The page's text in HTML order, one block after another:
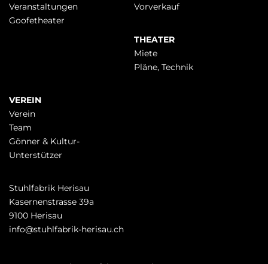
Veranstaltungen
Goofetheater
Vorverkauf
THEATER
Miete
Pläne, Technik
VEREIN
Verein
Team
Gönner & Kultur-
Unterstützer
Stuhlfabrik Herisau
Kasernenstrasse 39a
9100 Herisau
info@stuhlfabrik-herisau.ch